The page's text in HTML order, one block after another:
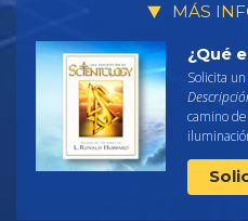
MÁS
¿Qué
Solicita
camino